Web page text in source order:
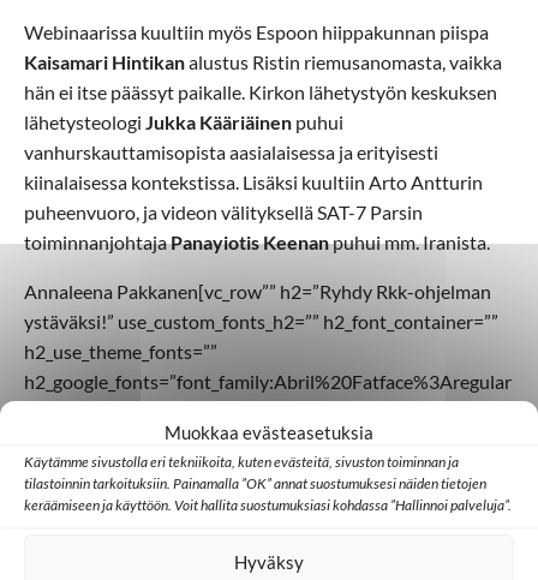
Muokkaa evästeasetuksia
Käytämme sivustolla eri tekniikoita, kuten evästeitä, sivuston toiminnan ja
tilastoinnin tarkoituksiin. Painamalla ”OK” annat suostumuksesi näiden tietojen
keräämiseen ja käyttöön. Voit hallita suostumuksiasi kohdassa ”Hallinnoi palveluja”.
Hyväksy
Webinaarissa kuultiin myös Espoon hiippakunnan piispa
Kaisamari Hintikanalustus Ristin riemusanomasta, vaikka
hän ei itse päässyt paikalle. Kirkon lähetystyön keskuksen
lähetysteologi Jukka Kääriäinen puhui
vanhurskauttamisopista aasialaisessa ja erityisesti
kiinalaisessa kontekstissa. Lisäksi kuultiin Arto Antturin
puheenvuoro, ja videon välityksellä SAT-7 Parsin
toiminnanjohtajaPanayiotis Keenanpuhui mm. Iranista.
Annaleena Pakkanen[vc_row”” h2=”Ryhdy Rkk-ohjelman
ystäväksi!” use_custom_fonts_h2=”” h2_font_container=””
h2_use_theme_fonts=””
h2_google_fonts=”font_family:Abril%20Fatface%3Aregular
h2_css_animation=”” h4=”” use_custom_fonts_h4=””
h4_font_container=”” h4_use_theme_fonts=””
h4_google_fonts=”font_family:Abril%20Fatface%3Aregular
h4_css_animation=”””” shape=”rounded”